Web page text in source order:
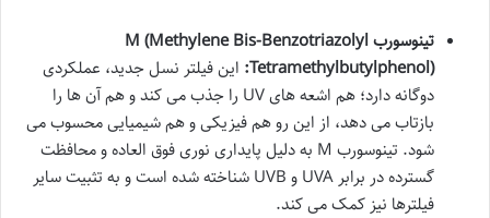
تینوسورب M (Methylene Bis-Benzotriazolyl
Tetramethylbutylphenol): این فیلتر نسل جدید، عملکردی
دوگانه دارد؛ هم اشعه های UV را جذب می کند و هم آن ها را
بازتاب می دهد، از این رو هم فیزیکی و هم شیمیایی محسوب می
شود. تینوسورب M به دلیل پایداری نوری فوق العاده و محافظت
گسترده در برابر UVA و UVB شناخته شده است و به تثبیت سایر
فیلترها نیز کمک می کند.